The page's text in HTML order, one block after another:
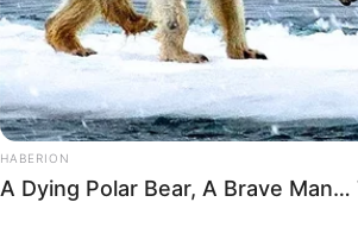
HABERION
A Dying Polar Bear, A Brave